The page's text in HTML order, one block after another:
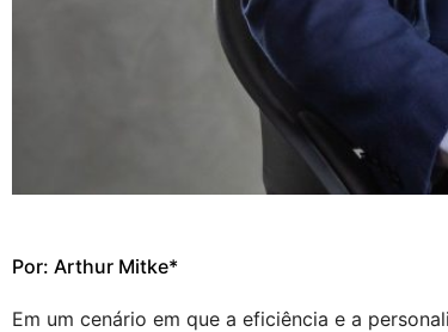
Por: Arthur Mitke*
Em um cenário em que a eficiência e a